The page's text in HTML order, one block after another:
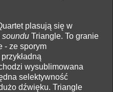
plasują się w
soundu Triangle. To granie
- ze sporym
wysublimowana
selektywność
dźwięku. Triangle